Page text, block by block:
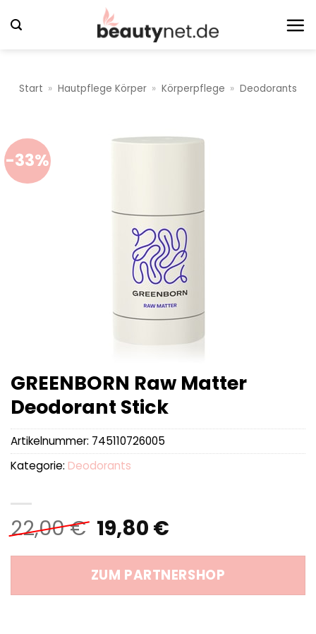
Inhalt
Start » Hautpflege Körper » Körperpflege » Deodorants
-33%
GREENBORN Raw Matter
Deodorant Stick
22,00€ Ursprünglicher
Preis
war:
22,00 €
19,80 €Aktueller
ist:
19,80 €.
ZUM PARTNERSHOP
Artikelnummer: 745110726005
Kategorie: Deodorants